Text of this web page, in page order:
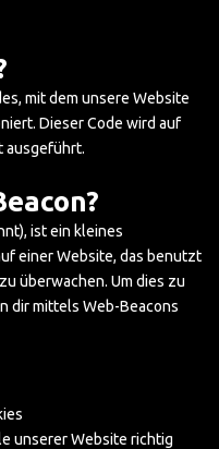
mit dem unsere Website
Dieser Code wird auf
ausgeführt.
ist ein kleines
einer Website, das benutzt
überwachen. Um dies zu
dir mittels Web-Beacons
unserer Website richtig